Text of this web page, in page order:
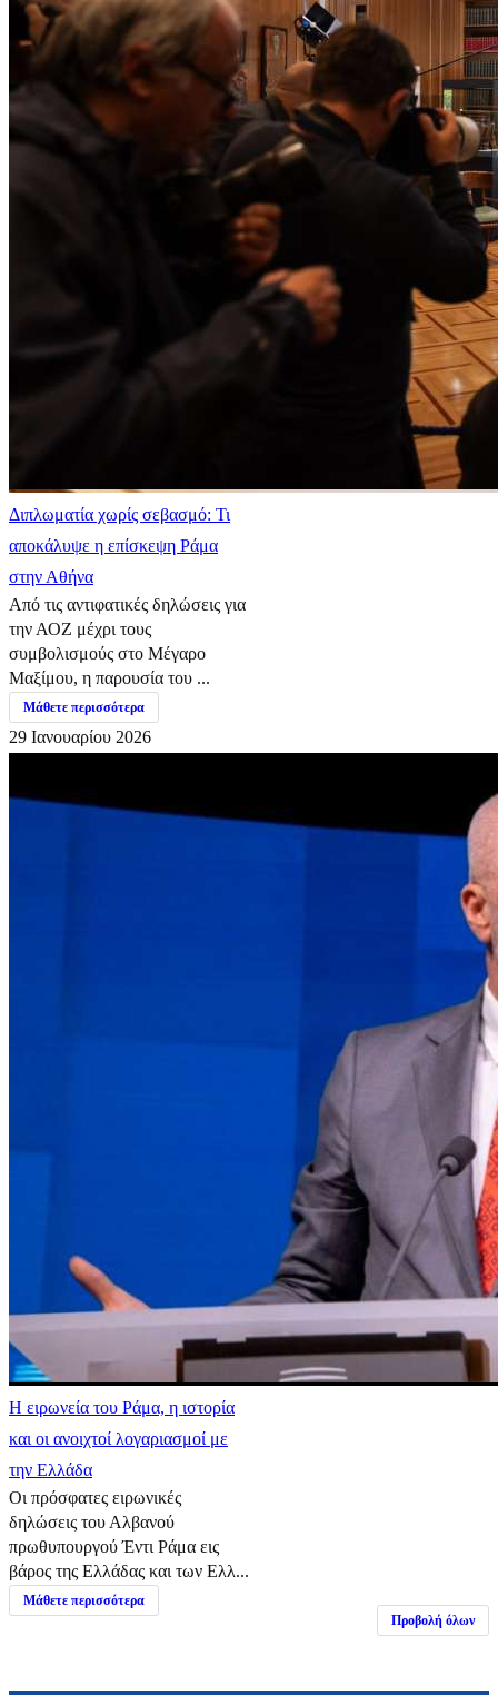
Διπλωματία χωρίς σεβασμό: Τι
αποκάλυψε η επίσκεψη Ράμα
στην Αθήνα
Από τις αντιφατικές δηλώσεις για
την ΑΟΖ μέχρι τους
συμβολισμούς στο Μέγαρο
Μαξίμου, η παρουσία του ...
Μάθετε περισσότερα
29 Ιανουαρίου 2026
Η ειρωνεία του Ράμα, η ιστορία
και οι ανοιχτοί λογαριασμοί με
την Ελλάδα
Οι πρόσφατες ειρωνικές
δηλώσεις του Αλβανού
πρωθυπουργού Έντι Ράμα εις
βάρος της Ελλάδας και των Ελλ...
Μάθετε περισσότερα
Προβολή όλων